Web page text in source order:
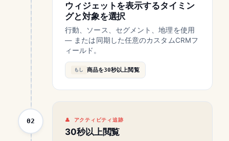
ウィジェットを表示するタイミン
グと対象を選択
行動、ソース、セグメント、地理を使用
— または同期した任意のカスタムCRMフ
ィールド。
もし 商品を30秒以上閲覧
02 アクティビティ追跡
30秒以上閲覧